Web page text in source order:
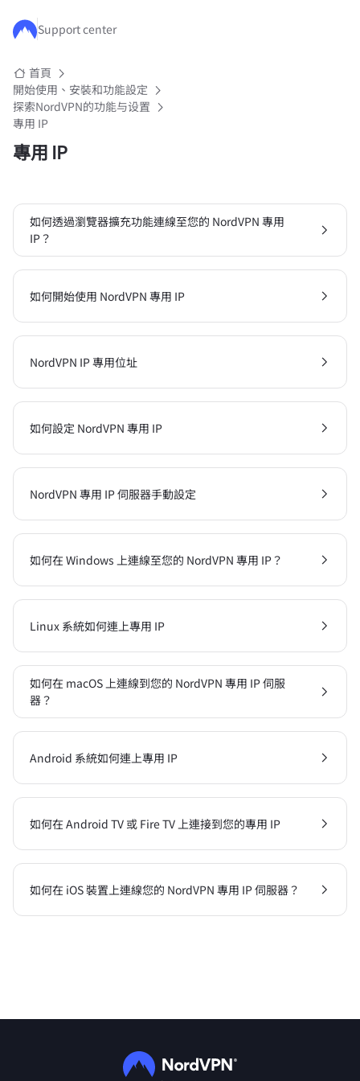
跳至主要內容
Support center
首頁
開始使用、安裝和功能設定
探索NordVPN的功能与设置
專用 IP
專用 IP
如何透過瀏覽器擴充功能連線至您的 NordVPN 專用
IP？
如何開始使用 NordVPN 專用 IP
NordVPN IP 專用位址
如何設定 NordVPN 專用 IP
NordVPN 專用 IP 伺服器手動設定
如何在 Windows 上連線至您的 NordVPN 專用 IP？
Linux 系統如何連上專用 IP
如何在 macOS 上連線到您的 NordVPN 專用 IP 伺服
器？
Android 系統如何連上專用 IP
如何在 Android TV 或 Fire TV 上連接到您的專用 IP
如何在 iOS 裝置上連線您的 NordVPN 專用 IP 伺服器？